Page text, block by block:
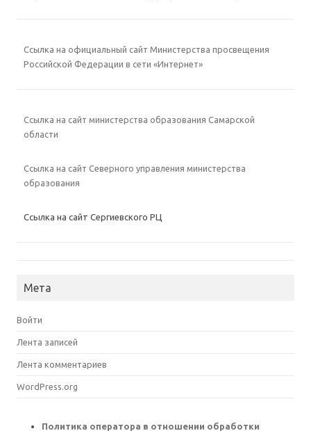
Ссылка на официальный сайт Министерства просвещения
Российской Федерации в сети «Интернет»
Ссылка на сайт министерства образования Самарской
области
Ссылка на сайт Северного управления министерства
образования
Ссылка на сайт Сергиевского РЦ
Мета
Войти
Лента записей
Лента комментариев
WordPress.org
Политика оператора в отношении обработки